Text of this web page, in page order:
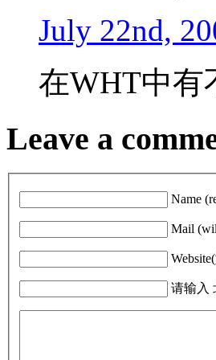
July 22nd,
在WHT中
Leave a
Name
Mail
请输入